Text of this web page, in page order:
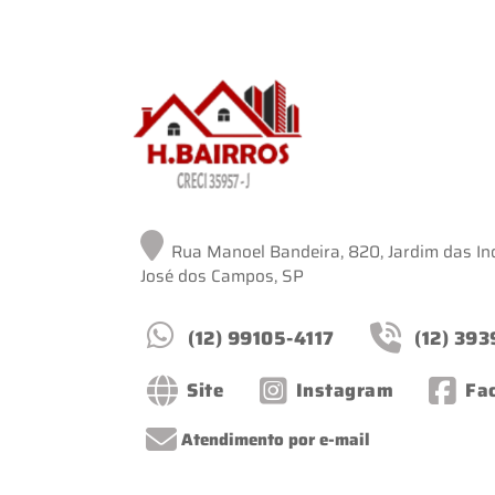
Rua Manoel Bandeira, 820, Jardim das
José dos Campos, SP
(12) 99105-4117
(12)
Site
Instagram
Atendimento por e-mail